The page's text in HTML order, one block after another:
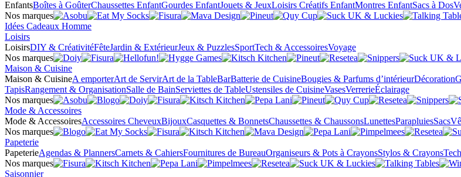
EnfantsBoîtes à GoûterChaussettes EnfantGourdes EnfantJouets & JeuxLoisirs Créatifs EnfantMontres EnfantSacs à Dos
Nos marques
Idées Cadeaux Homme
Loisirs
LoisirsDIY & CréativitéFêteJardin & ExtérieurJeux & PuzzlesSportTech & AccessoiresVoyage
Nos marques
Maison & Cuisine
Maison & CuisineA emporterArt de ServirArt de la TableBarBatterie de CuisineBougies & Parfums d’intérieurDécoration
TapisRangement & OrganisationSalle de BainServiettes de TableUstensiles de CuisineVasesVerrerieÉclairage
Nos marques
Mode & Accessoires
Mode & AccessoiresAccessoires CheveuxBijouxCasquettes & BonnetsChaussettes & ChaussonsLunettesParapluiesSacs
Nos marques
Papeterie
PapeterieAgendas & PlannersCarnets & CahiersFournitures de BureauOrganiseurs & Pots à CrayonsStylos & Crayons
Nos marques
Saisonnier